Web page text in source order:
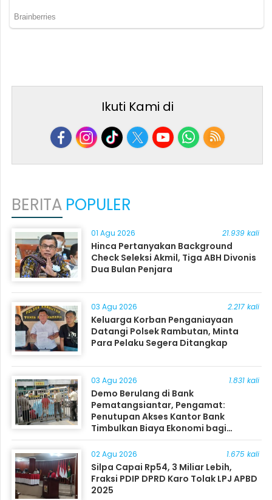
Ikuti Kami di
BERITA POPULER
01 Agu 2026 21.939 kali
Hinca Pertanyakan Background
Check Seleksi Akmil, Tiga ABH Divonis
Dua Bulan Penjara
03 Agu 2026 2.217 kali
Keluarga Korban Penganiayaan
Datangi Polsek Rambutan, Minta
Para Pelaku Segera Ditangkap
03 Agu 2026 1.831 kali
Demo Berulang di Bank
Pematangsiantar, Pengamat:
Penutupan Akses Kantor Bank
Timbulkan Biaya Ekonomi bagi
Masyarakat
02 Agu 2026 1.675 kali
Silpa Capai Rp54, 3 Miliar Lebih,
Fraksi PDIP DPRD Karo Tolak LPJ APBD
2025